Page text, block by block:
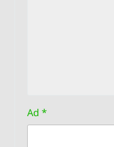
Ad *